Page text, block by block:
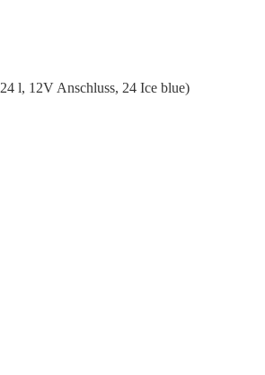
l, 12V Anschluss, 24 Ice blue)